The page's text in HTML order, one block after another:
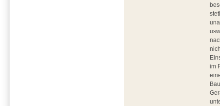
im